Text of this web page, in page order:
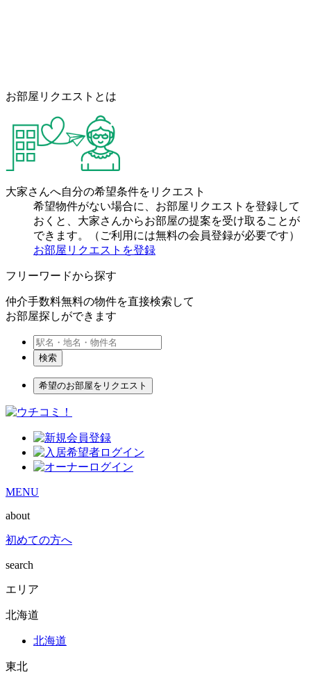
お部屋リクエストとは
大家さんへ自分の希望条件をリクエスト
希望物件がない場合に、お部屋リクエストを登録して
おくと、大家さんからお部屋の提案を受け取ることが
できます。（ご利用には無料の会員登録が必要です）
お部屋リクエストを登録
フリーワードから探す
仲介手数料無料の物件を直接検索して
お部屋探しができます
検索
希望のお部屋をリクエスト
MENU
about
初めての方へ
search
エリア
北海道
北海道
東北